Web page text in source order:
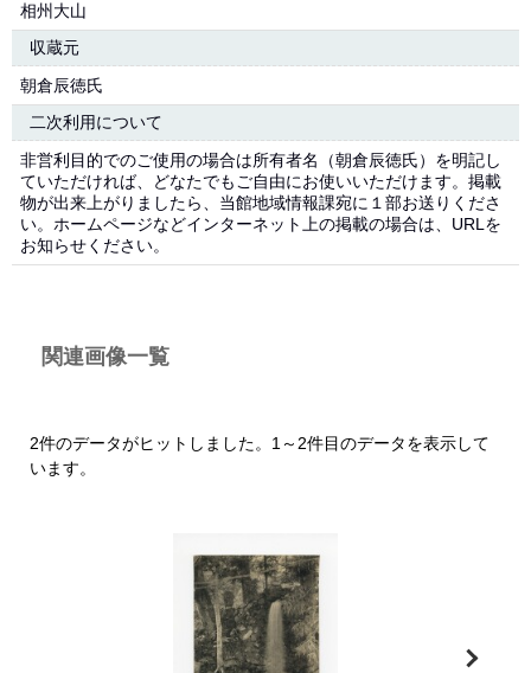
相州大山
収蔵元
朝倉辰徳氏
二次利用について
非営利目的でのご使用の場合は所有者名（朝倉辰徳氏）を明記し
ていただければ、どなたでもご自由にお使いいただけます。掲載
物が出来上がりましたら、当館地域情報課宛に１部お送りくださ
い。ホームページなどインターネット上の掲載の場合は、URLを
お知らせください。
関連画像一覧
2件のデータがヒットしました。1～2件目のデータを表示して
います。